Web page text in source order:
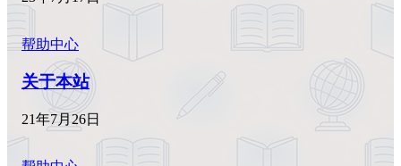
帮助中心
关于本站
21年7月26日